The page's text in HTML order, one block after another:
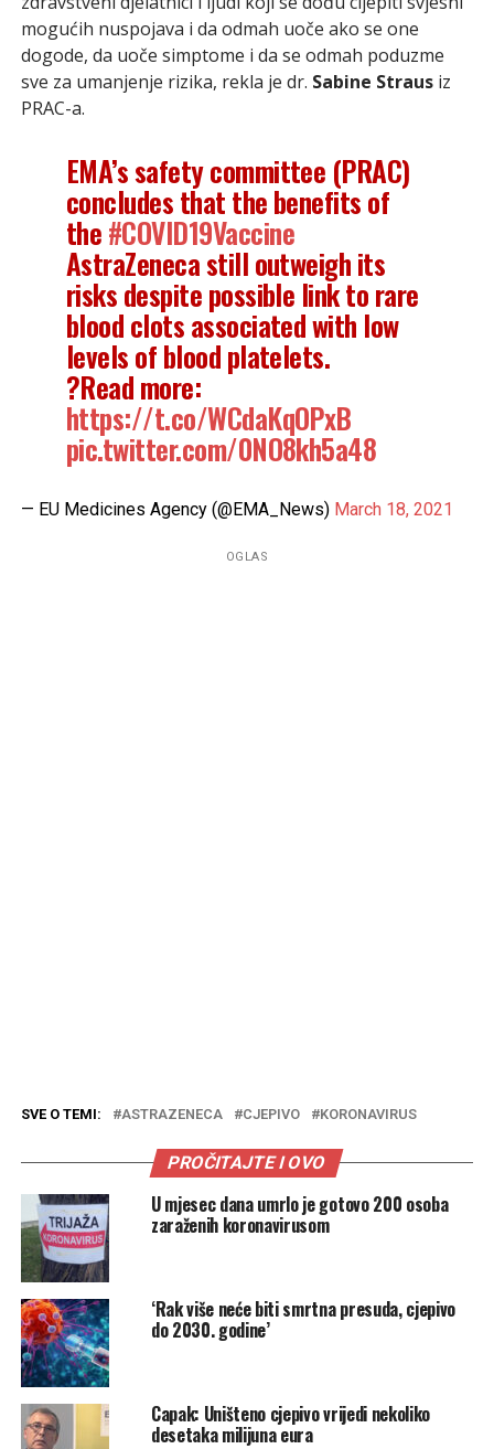
mogućih nuspojava i da odmah uoče ako se one
dogode, da uoče simptome i da se odmah poduzme
sve za umanjenje rizika, rekla je dr. Sabine Straus iz
PRAC-a.
EMA’s safety committee (PRAC)
concludes that the benefits of
the#COVID19Vaccine
AstraZeneca still outweigh its
risks despite possible link to rare
blood clots associated with low
levels of blood platelets.
?Read more:
https://t.co/WCdaKqOPxB
pic.twitter.com/0NO8kh5a48
— EU Medicines Agency (@EMA_News) March 18, 2021
OGLAS
SVE O TEMI: ASTRAZENECA CJEPIVO KORONAVIRUS
PROČITAJTE I OVO
U mjesec dana umrlo je gotovo 200 osoba
zaraženih koronavirusom
‘Rak više neće biti smrtna presuda, cjepivo
do 2030. godine’
Capak: Uništeno cjepivo vrijedi nekoliko
desetaka milijuna eura